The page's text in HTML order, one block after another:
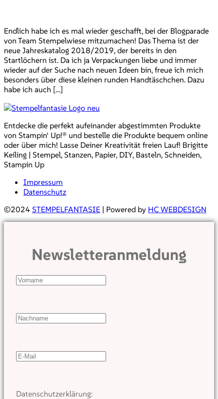
Endlich habe ich es mal wieder geschafft, bei der Blogparade
von Team Stempelwiese mitzumachen! Das Thema ist der
neue Jahreskatalog 2018/2019, der bereits in den
Startlöchern ist. Da ich ja Verpackungen liebe und immer
wieder auf der Suche nach neuen Ideen bin, freue ich mich
besonders über diese kleinen runden Handtäschchen. Dazu
habe ich auch […]
Entdecke die perfekt aufeinander abgestimmten Produkte
von Stampin‘ Up!® und bestelle die Produkte bequem online
oder über mich! Lasse Deiner Kreativität freien Lauf! Brigitte
Keiling | Stempel, Stanzen, Papier, DIY, Basteln, Schneiden,
Stampin Up
Impressum
Datenschutz
©2024 STEMPELFANTASIE | Powered by HC WEBDESIGN
Newsletteranmeldung
Datenschutzerklärung: